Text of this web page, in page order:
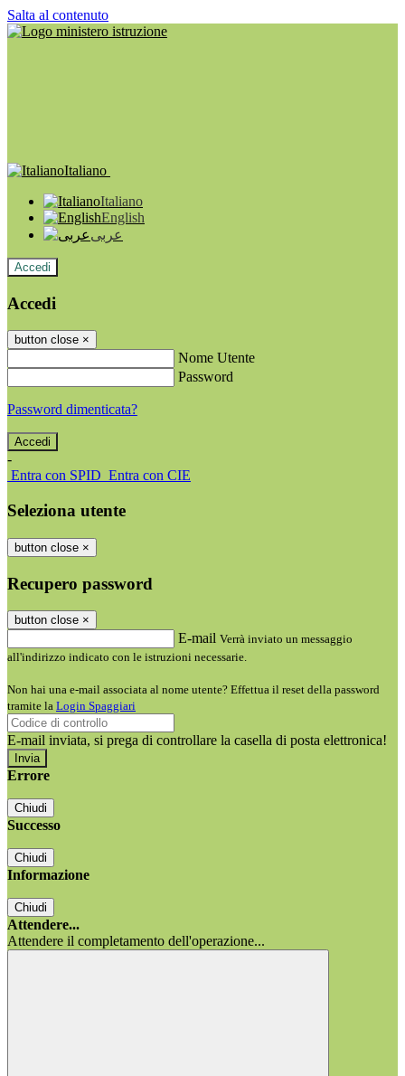
Salta al contenuto
Italiano
Italiano
English
عربى
Accedi
Accedi
button close ×
Nome Utente
Password
Password dimenticata?
-
Entra con SPID Entra con CIE
Seleziona utente
button close ×
Recupero password
button close ×
E-mail Verrà inviato un messaggio
all'indirizzo indicato con le istruzioni necessarie.
Non hai una e-mail associata al nome utente? Effettua il reset della password
tramite la Login Spaggiari
E-mail inviata, si prega di controllare la casella di posta elettronica!
Errore
Chiudi
Successo
Chiudi
Informazione
Chiudi
Attendere...
Attendere il completamento dell'operazione...